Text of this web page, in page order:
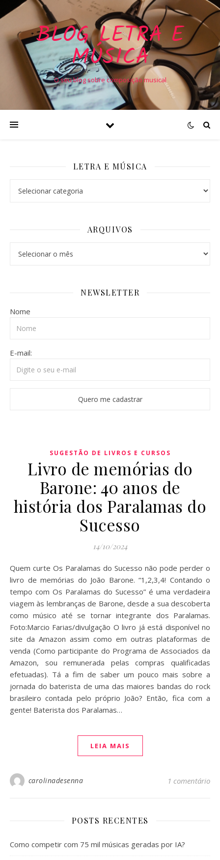
BLOG LETRA E
MÚSICA
O seu blog sobre composição musical
LETRA E MÚSICA
ARQUIVOS
NEWSLETTER
Nome
E-mail:
SUGESTÃO DE LIVROS E CURSOS
Livro de memórias do
Barone: 40 anos de
história dos Paralamas do
Sucesso
14/10/2024
Quem curte Os Paralamas do Sucesso não pode perder o
livro de memórias do João Barone. “1,2,3,4! Contando o
tempo com Os Paralamas do Sucesso” é uma verdadeira
viagem às lembranças de Barone, desde a sua descoberta
como músico até se tornar integrante dos Paralamas.
Foto:Marcio Farias/divulgação O livro já está disponível no
site da Amazon assim como em outras plataformas de
venda (Como participante do Programa de Associados da
Amazon, sou remunerada pelas compras qualificadas
efetuadas). Tá a fim de saber um pouco mais sobre a
jornada do baterista de uma das maiores bandas do rock
brasileiro contada pelo próprio João? Então, fica com a
gente! Baterista dos Paralamas…
LEIA MAIS
carolinadesenna 1 comentário
POSTS RECENTES
Como competir com 75 mil músicas geradas por IA?